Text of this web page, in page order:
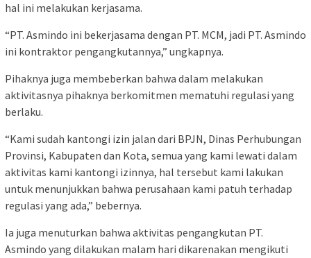
hal ini melakukan kerjasama.
“PT. Asmindo ini bekerjasama dengan PT. MCM, jadi PT. Asmindo
ini kontraktor pengangkutannya,” ungkapnya.
Pihaknya juga membeberkan bahwa dalam melakukan
aktivitasnya pihaknya berkomitmen mematuhi regulasi yang
berlaku.
“Kami sudah kantongi izin jalan dari BPJN, Dinas Perhubungan
Provinsi, Kabupaten dan Kota, semua yang kami lewati dalam
aktivitas kami kantongi izinnya, hal tersebut kami lakukan
untuk menunjukkan bahwa perusahaan kami patuh terhadap
regulasi yang ada,” bebernya.
Ia juga menuturkan bahwa aktivitas pengangkutan PT.
Asmindo yang dilakukan malam hari dikarenakan mengikuti